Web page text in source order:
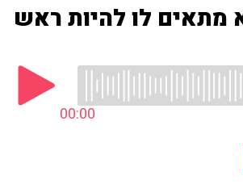
מתאים לו להיות ראש
00:00